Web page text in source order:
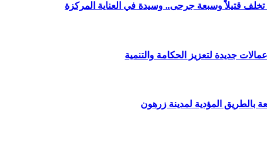
قتيلاً وسبعة جرحى.. وسيدة في العناية المركزة